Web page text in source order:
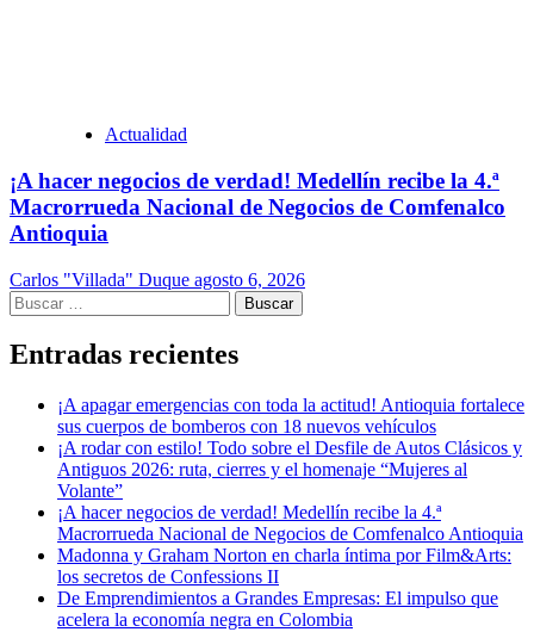
Actualidad
¡A hacer negocios de verdad! Medellín recibe la 4.ª
Macrorrueda Nacional de Negocios de Comfenalco
Antioquia
Carlos "Villada" Duque agosto 6, 2026
Buscar:
Entradas recientes
¡A apagar emergencias con toda la actitud! Antioquia fortalece
sus cuerpos de bomberos con 18 nuevos vehículos
¡A rodar con estilo! Todo sobre el Desfile de Autos Clásicos y
Antiguos 2026: ruta, cierres y el homenaje “Mujeres al
Volante”
¡A hacer negocios de verdad! Medellín recibe la 4.ª
Macrorrueda Nacional de Negocios de Comfenalco Antioquia
Madonna y Graham Norton en charla íntima por Film&Arts:
los secretos de Confessions II
De Emprendimientos a Grandes Empresas: El impulso que
acelera la economía negra en Colombia